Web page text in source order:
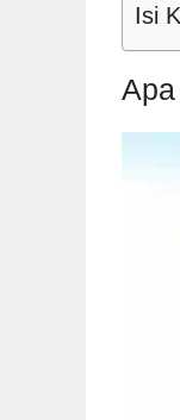
Isi